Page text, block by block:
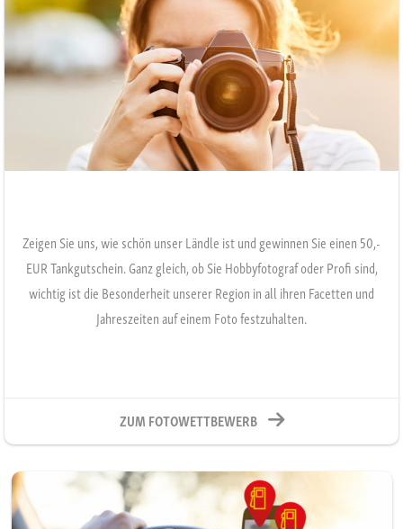
Zeigen Sie uns, wie schön unser Ländle ist und gewinnen Sie einen 50,-
EUR Tankgutschein. Ganz gleich, ob Sie Hobbyfotograf oder Profi sind,
wichtig ist die Besonderheit unserer Region in all ihren Facetten und
Jahreszeiten auf einem Foto festzuhalten.
ZUM FOTOWETTBEWERB